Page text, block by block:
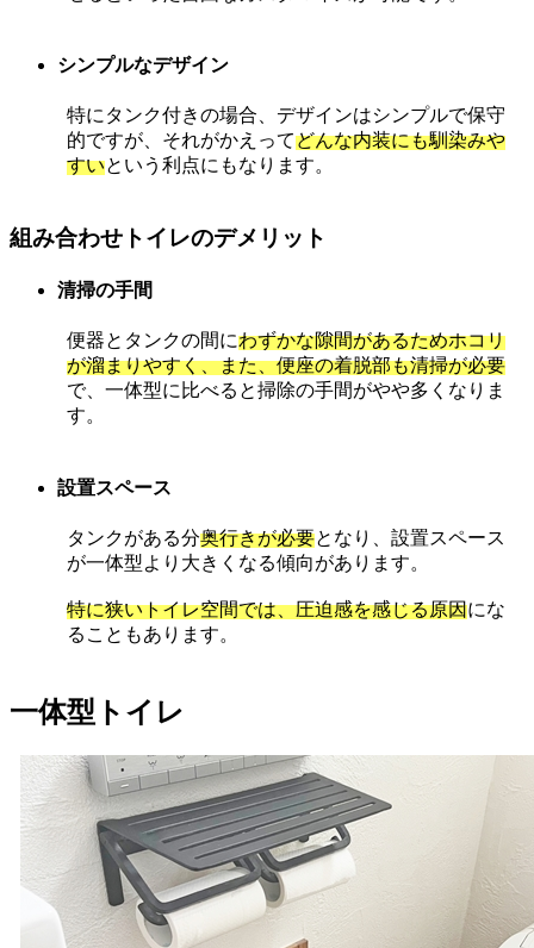
シンプルなデザイン
特にタンク付きの場合、デザインはシンプルで保守
的ですが、それがかえってどんな内装にも馴染みや
すいという利点にもなります。
組み合わせトイレのデメリット
清掃の手間
便器とタンクの間にわずかな隙間があるためホコリ
が溜まりやすく、また、便座の着脱部も清掃が必要
で、一体型に比べると掃除の手間がやや多くなりま
す。
設置スペース
タンクがある分奥行きが必要となり、設置スペース
が一体型より大きくなる傾向があります。
特に狭いトイレ空間では、圧迫感を感じる原因にな
ることもあります。
一体型トイレ